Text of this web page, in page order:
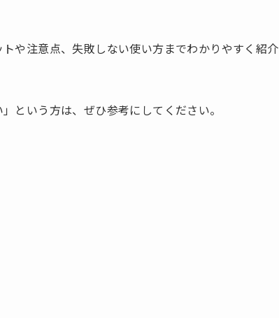
や注意点、失敗しない使い方までわかりやすく紹介
という方は、ぜひ参考にしてください。